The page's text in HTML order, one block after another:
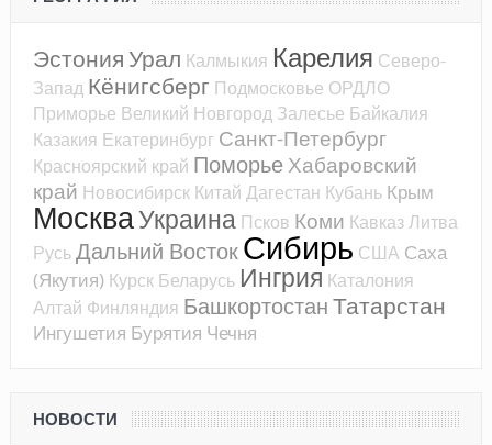
Эстония Урал Калмыкия Карелия Северо-
Запад Кёнигсберг Подмосковье ОРДЛО
Приморье Великий Новгород Залесье Байкалия
Казакия Екатеринбург Санкт-Петербург
Красноярский край Поморье Хабаровский
край Новосибирск Китай Дагестан Кубань Крым
МоскваУкраина Псков Коми КавказЛитва
РусьДальний ВостокСибирь США Саха
(Якутия) Курск Беларусь Ингрия Каталония
Алтай Финляндия БашкортостанТатарстан
Ингушетия Бурятия Чечня
НОВОСТИ